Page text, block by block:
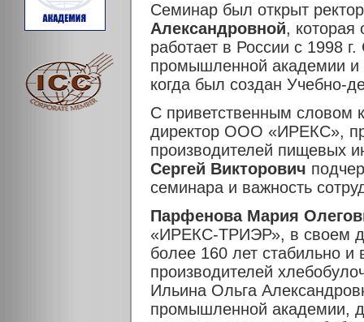
Семинар был открыт
Александровной,
работает в России с 1998
промышленной академии и
когда был создан Учебно-
С приветственным словом
директор ООО «ИРЕКС»,
производителей пищевых
Сергей Викторович
семинара и важность
Парфенова Мария
«ИРЕКС-ТРИЭР», в своем
более 160 лет стабильно
производителей
Ильина Ольга
промышленной академии,